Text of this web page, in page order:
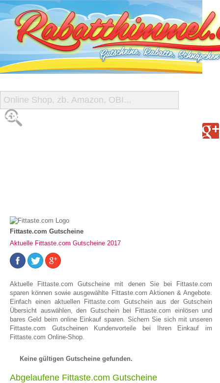
START
Fittaste.com Gutscheine
Aktuelle Fittaste.com Gutscheine 2017
Aktuelle Fittaste.com Gutscheine mit denen Sie bei Fittaste.com
sparen können sowie ausgewählte Fittaste.com Aktionen & Angebote.
Einfach einen aktuellen Fittaste.com Gutschein aus der Gutschein
Übersicht auswählen, den Gutschein bei Fittaste.com einlösen und
bares Geld beim online Einkauf sparen. Sichern Sie sich mit unseren
Fittaste.com Gutscheinen Kundenvorteile bei Ihren Einkauf im
Fittaste.com Online-Shop.
Keine gültigen Gutscheine gefunden.
Abgelaufene Fittaste.com Gutscheine